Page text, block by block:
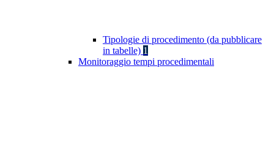
Tipologie di procedimento (da pubblicare
in tabelle) 1
Monitoraggio tempi procedimentali